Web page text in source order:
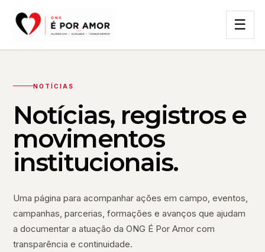
☰
NOTÍCIAS
Notícias, registros e
movimentos
institucionais.
Uma página para acompanhar ações em campo, eventos,
campanhas, parcerias, formações e avanços que ajudam
a documentar a atuação da ONG É Por Amor com
transparência e continuidade.